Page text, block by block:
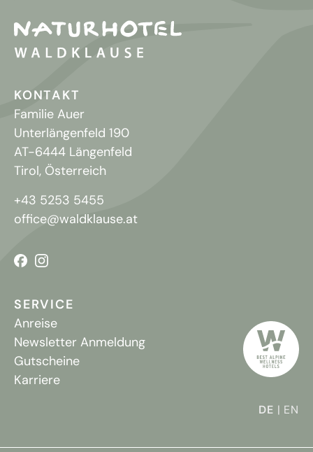
KONTAKT
Familie Auer
Unterlängenfeld 190
AT-6444 Längenfeld
Tirol, Österreich
+43 5253 5455
office@waldklause.at
SERVICE
Anreise
Newsletter Anmeldung
Gutscheine
Karriere
DE EN